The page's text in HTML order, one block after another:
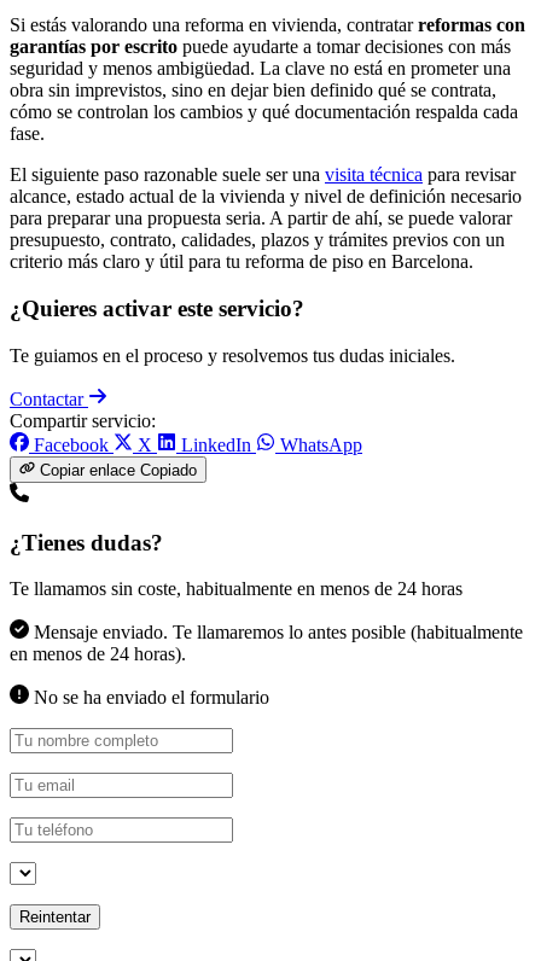
Si estás valorando una reforma en vivienda, contratarreformas con
garantías por escrito puede ayudarte a tomar decisiones con más
seguridad y menos ambigüedad. La clave no está en prometer una
obra sin imprevistos, sino en dejar bien definido qué se contrata,
cómo se controlan los cambios y qué documentación respalda cada
fase.
El siguiente paso razonable suele ser una visita técnica para revisar
alcance, estado actual de la vivienda y nivel de definición necesario
para preparar una propuesta seria. A partir de ahí, se puede valorar
presupuesto, contrato, calidades, plazos y trámites previos con un
criterio más claro y útil para tu reforma de piso en Barcelona.
¿Quieres activar este servicio?
Te guiamos en el proceso y resolvemos tus dudas iniciales.
Contactar
Compartir servicio:
Facebook
X LinkedIn WhatsApp
Copiar enlace Copiado
¿Tienes dudas?
Te llamamos sin coste, habitualmente en menos de 24 horas
Mensaje enviado. Te llamaremos lo antes posible (habitualmente
en menos de 24 horas).
No se ha enviado el formulario
Reintentar